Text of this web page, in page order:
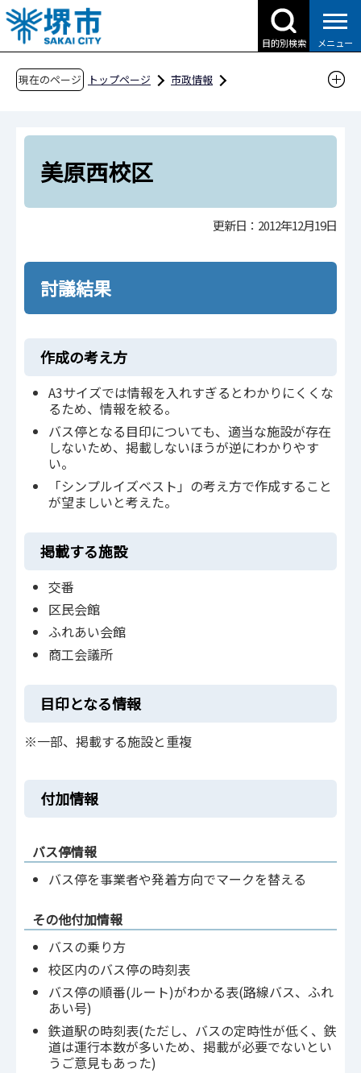
こ
の
ペ
目的別検索 メニュー
現在のページ トップページ
市政情報
バス利用促進
美原区のバス利用促進について考えるワークシ
ョップについて
第2回 美原区のバス利用促進について考えるワ
美原西校区
更新日：2012年12月19日
討議結果
作成の考え方
A3サイズでは情報を入れすぎるとわかりにくくな
るため、情報を絞る。
バス停となる目印についても、適当な施設が存在
しないため、掲載しないほうが逆にわかりやす
い。
「シンプルイズベスト」の考え方で作成すること
が望ましいと考えた。
掲載する施設
交番
区民会館
ふれあい会館
商工会議所
目印となる情報
※一部、掲載する施設と重複
付加情報
バス停情報
バス停を事業者や発着方向でマークを替える
その他付加情報
バスの乗り方
校区内のバス停の時刻表
バス停の順番(ルート)がわかる表(路線バス、ふれ
あい号)
鉄道駅の時刻表(ただし、バスの定時性が低く、鉄
道は運行本数が多いため、掲載が必要でないとい
うご意見もあった)